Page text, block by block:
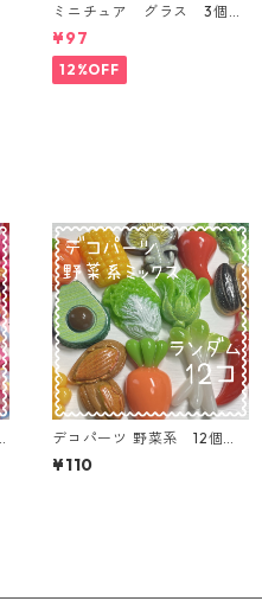
ミニチュア グラス 3個入
り【MNT-GLS-3P-01】
¥97
12%OFF
デコパーツ 野菜系 12個入
り 貼り付けパーツ【DP-F
U-MIX12ｙ】
¥110